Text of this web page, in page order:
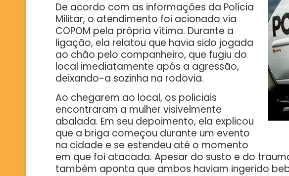
De acordo com as informações da Polícia
Militar, o atendimento foi acionado via
COPOM pela própria vítima. Durante a
ligação, ela relatou que havia sido jogada
ao chão pelo companheiro, que fugiu do
local imediatamente após a agressão,
deixando-a sozinha na rodovia.
Ao chegarem ao local, os policiais
encontraram a mulher visivelmente
abalada. Em seu depoimento, ela explicou
que a briga começou durante um evento
na cidade e se estendeu até o momento
em que foi atacada. Apesar do susto e do
também aponta que ambos haviam ingerido